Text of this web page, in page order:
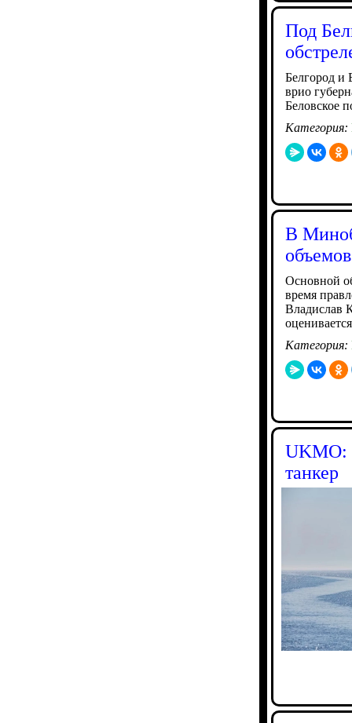
Под
Белгород и
врио
Беловское
Категория:
В
Основной
время
Владислав
Категория:
UKMO:
танкер